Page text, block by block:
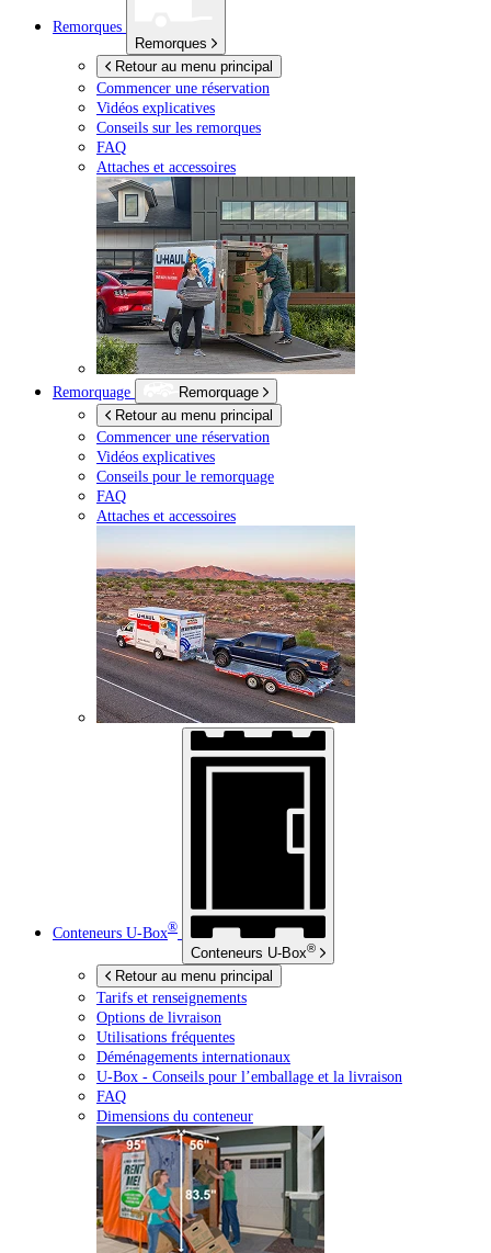
Remorques
Remorques
Retour au menu principal
Commencer une réservation
Vidéos explicatives
Conseils sur les remorques
FAQ
Attaches et accessoires
Remorquage
Remorquage
Retour au menu principal
Commencer une réservation
Vidéos explicatives
Conseils pour le remorquage
FAQ
Attaches et accessoires
Conteneurs U-Box®
Conteneurs U-Box®
Retour au menu principal
Tarifs et renseignements
Options de livraison
Utilisations fréquentes
Déménagements internationaux
U-Box - Conseils pour l’emballage et la livraison
FAQ
Dimensions du conteneur